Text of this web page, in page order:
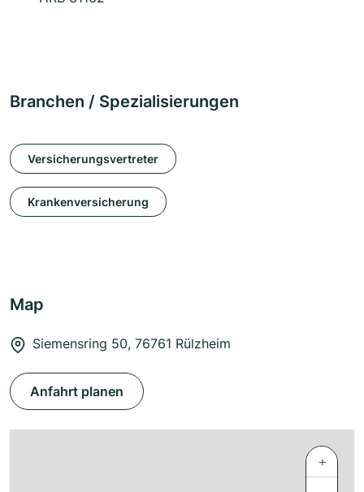
Branchen / Spezialisierungen
Versicherungsvertreter
Krankenversicherung
Map
Siemensring 50, 76761 Rülzheim
Anfahrt planen
+